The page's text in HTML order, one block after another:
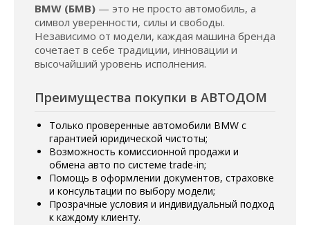
BMW (БМВ) — это не просто автомобиль, а
символ уверенности, силы и свободы.
Независимо от модели, каждая машина бренда
сочетает в себе традиции, инновации и
высочайший уровень исполнения.
Преимущества покупки в АВТОДОМ
Только проверенные автомобили BMW с
гарантией юридической чистоты;
Возможность комиссионной продажи и
обмена авто по системе trade-in;
Помощь в оформлении документов, страховке
и консультации по выбору модели;
Прозрачные условия и индивидуальный подход
к каждому клиенту.